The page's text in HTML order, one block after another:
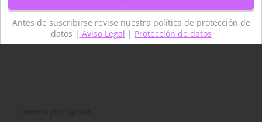
Antes de suscribirse revise nuestra política de
protección de datos |Aviso Legal| Protección de datos
Tweets por tycgis
Antes de suscribirse revise nuestra política de protección de
datos | Aviso Legal | Protección de datos